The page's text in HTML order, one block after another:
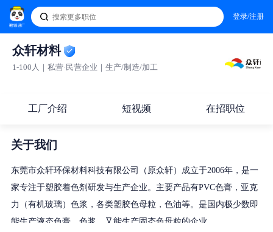
登录/注册
众轩材料
1-100人｜私营·民营企业｜生产/制造/加工
工厂介绍 短视频 在招职位
关于我们
东莞市众轩环保材料科技有限公司（原众轩）成立于2006年，是一
家专注于塑胶着色剂研发与生产企业。主要产品有PVC色膏，亚克
力（有机玻璃）色浆，各类塑胶色母粒，色油等。是国内极少数即
能生产液态色膏，色浆，又能生产固态色母粒的企业。